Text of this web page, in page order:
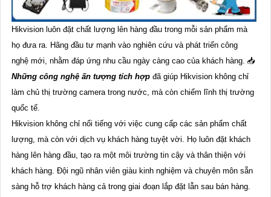
Hikvision luôn đặt chất lượng lên hàng đầu trong mỗi sản phẩm mà
họ đưa ra. Hãng đầu tư mạnh vào nghiên cứu và phát triển công
nghệ mới, nhằm đáp ứng nhu cầu ngày càng cao của khách hàng. 📥
Những công nghệ ấn tượng tích hợp đã giúp Hikvision không chỉ
làm chủ thị trường camera trong nước, mà còn chiếm lĩnh thị trường
quốc tế.
Hikvision không chỉ nổi tiếng với việc cung cấp các sản phẩm chất
lượng, mà còn với dịch vụ khách hàng tuyệt vời. Họ luôn đặt khách
hàng lên hàng đầu, tạo ra một môi trường tin cậy và thân thiện với
khách hàng. Đội ngũ nhân viên giàu kinh nghiệm và chuyên môn sẵn
sàng hỗ trợ khách hàng cả trong giai đoạn lắp đặt lẫn sau bán hàng.